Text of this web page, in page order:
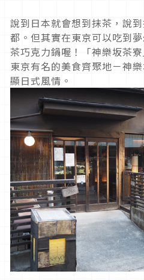
說到日本就會想到抹茶，說
都。但其實在東京可以吃到
茶巧克力鍋喔！「神樂坂茶
東京有名的美食齊聚地－神
顯日式風情。